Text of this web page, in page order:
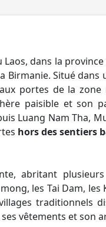
dans la province
Birmanie. Situé dans
portes de la zone
paisible et son
Luang Nam Tha,
hors des sentiers
abritant
les Tai Dam, les
traditionnels
vêtements et son